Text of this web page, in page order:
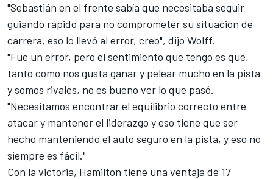
"Sebastián en el frente sabía que necesitaba seguir
guiando rápido para no comprometer su situación de
carrera, eso lo llevó al error, creo", dijo Wolff.
"Fue un error, pero el sentimiento que tengo es que,
tanto como nos gusta ganar y pelear mucho en la pista
y somos rivales, no es bueno ver lo que pasó.
"Necesitamos encontrar el equilibrio correcto entre
atacar y mantener el liderazgo y eso tiene que ser
hecho manteniendo el auto seguro en la pista, y eso no
siempre es fácil."
Con la victoria, Hamilton tiene una ventaja de 17